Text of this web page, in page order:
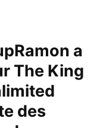
a
The King
des